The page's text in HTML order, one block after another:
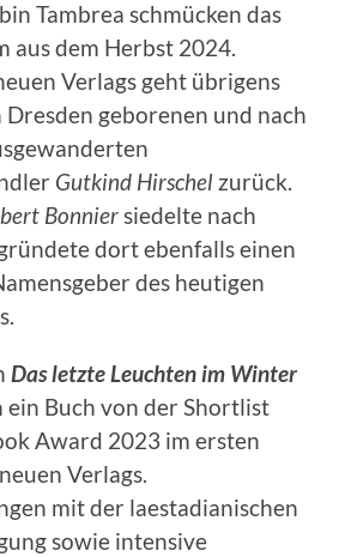
Tambrea schmücken das
aus dem Herbst 2024.
Verlags geht übrigens
geborenen und nach
Gutkind Hirschelzurück.
Bonniersiedelte nach
dort ebenfalls einen
des heutigen
Das letzte Leuchten im Winter
ein Buch von der Shortlist
Award 2023 im ersten
Verlags.
mit der laestadianischen
sowie intensive